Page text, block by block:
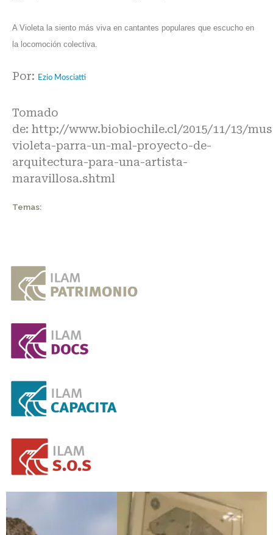
A Violeta la siento más viva en cantantes populares que escucho en
la locomoción colectiva.
Por: Ezio Mosciatti
Tomado
de: http://www.biobiochile.cl/2015/11/13/
violeta-parra-un-mal-proyecto-de-
arquitectura-para-una-artista-
maravillosa.shtml
Temas: